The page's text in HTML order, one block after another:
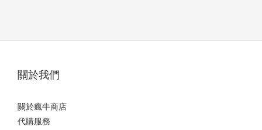
關於我們
關於瘋牛商店
代購服務